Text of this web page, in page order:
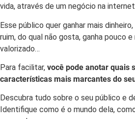
vida, através de um negócio na
Esse público quer ganhar mais
ruim, do qual não gosta, ganha pouco
valorizado…
Para facilitar, você pode anotar quais
características mais marcantes do
Descubra tudo sobre o seu público e
Identifique como é o mundo dela,